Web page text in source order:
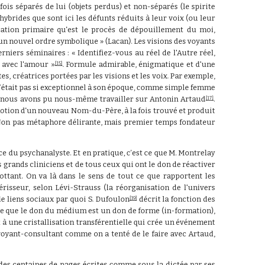
séparés de lui (objets perdus) et non-séparés (le spirite
que sont ici les défunts réduits à leur voix (ou leur
primaire qu'est le procès de dépouillement du moi,
ordre symbolique » (Lacan). Les visions des voyants
séminaires : « Identifiez-vous au réel de l'Autre réel,
l'amour » [15] . Formule admirable, énigmatique et d'une
créatrices portées par les visions et les voix. Par exemple,
pas si exceptionnel à son époque, comme simple femme
nous avons pu nous-même travailler sur Antonin Artaud [17] .
d'un nouveau Nom-du-Père, à la fois trouvé et produit
pas métaphore délirante, mais premier temps fondateur
du psychanalyste. Et en pratique, c’est ce que M. Montrelay
grands cliniciens et de tous ceux qui ont le don de réactiver
On va là dans le sens de tout ce que rapportent les
selon Lévi-Strauss (la réorganisation de l'univers
liens sociaux par quoi S. Dufoulon [19] décrit la fonction des
que le don du médium est un don de forme (in-formation),
à une cristallisation transférentielle qui crée un événement
consultant comme on a tenté de le faire avec Artaud,